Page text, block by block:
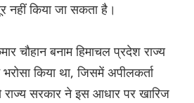
किया जा सकता है।
चौहान बनाम हिमाचल प्रदेश राज्य
किया था, जिसमें अपीलकर्ता
राज्य सरकार ने इस आधार पर खारिज